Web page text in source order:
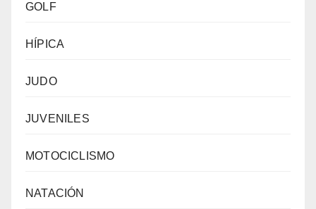
GOLF
HÍPICA
JUDO
JUVENILES
MOTOCICLISMO
NATACIÓN